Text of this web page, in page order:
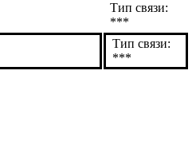
Тип связи:
***
Тип связи:
***